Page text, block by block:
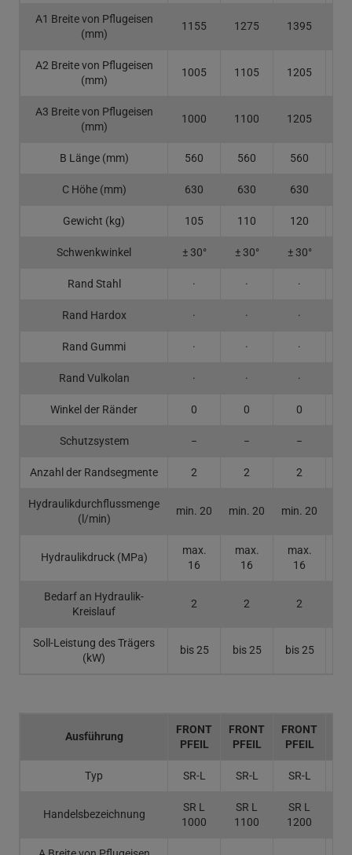
A1 Breite von Pflugeisen
(mm)
1155 1275 1395
A2 Breite von Pflugeisen
(mm)
1005 1105 1205
A3 Breite von Pflugeisen
(mm)
1000 1100 1205
B Länge (mm) 560 560 560
C Höhe (mm) 630 630 630
Gewicht (kg) 105 110 120
Schwenkwinkel ± 30° ± 30° ± 30°
Rand Stahl · · ·
Rand Hardox · · ·
Rand Gummi · · ·
Rand Vulkolan · · ·
Winkel der Ränder 0 0 0
Schutzsystem − − −
Anzahl der Randsegmente 2 2 2
Hydraulikdurchflussmenge
(l/min)
min. 20 min. 20 min. 20
Hydraulikdruck (MPa)
max.
16
max.
16
max.
16
Bedarf an Hydraulik-
Kreislauf
2 2 2
Soll-Leistung des Trägers
(kW)
bis 25 bis 25 bis 25
Ausführung
FRONT
PFEIL
FRONT
PFEIL
FRONT
PFEIL
Typ SR-L SR-L SR-L
Handelsbezeichnung
SR L
1000
SR L
1100
SR L
1200